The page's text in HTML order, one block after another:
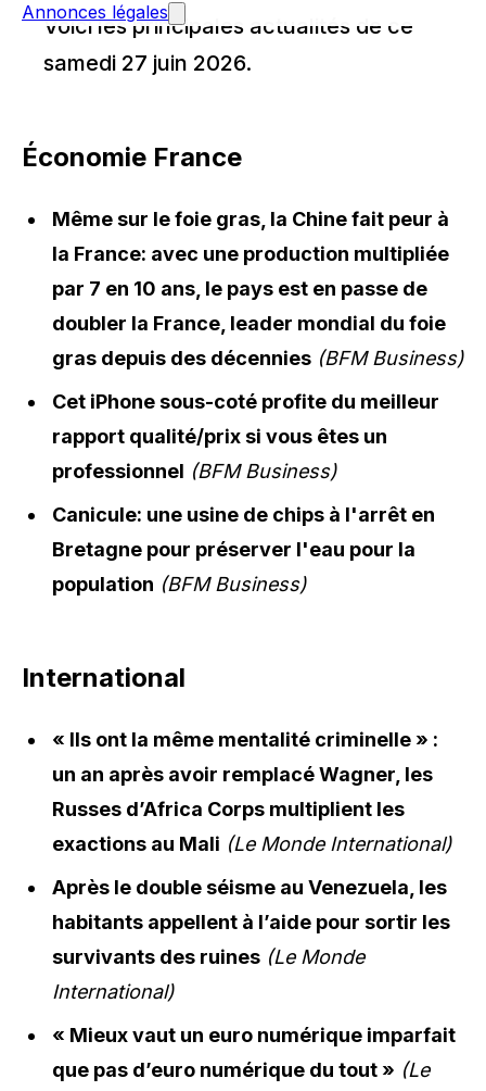
Annonces légales
Voici les principales actualités de ce
samedi 27 juin 2026.
Économie France
Même sur le foie gras, la Chine fait peur à
la France: avec une production multipliée
par 7 en 10 ans, le pays est en passe de
doubler la France, leader mondial du foie
gras depuis des décennies (BFM Business)
Cet iPhone sous-coté profite du meilleur
rapport qualité/prix si vous êtes un
professionnel (BFM Business)
Canicule: une usine de chips à l'arrêt en
Bretagne pour préserver l'eau pour la
population (BFM Business)
International
« Ils ont la même mentalité criminelle » :
un an après avoir remplacé Wagner, les
Russes d’Africa Corps multiplient les
exactions au Mali (Le Monde International)
Après le double séisme au Venezuela, les
habitants appellent à l’aide pour sortir les
survivants des ruines (Le Monde
International)
« Mieux vaut un euro numérique imparfait
que pas d’euro numérique du tout » (Le